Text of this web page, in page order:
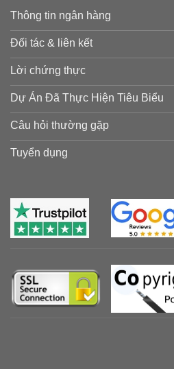
Thông tin ngân hàng
Đối tác & liên kết
Lời chứng thực
Dự Án Đã Thực Hiện Tiêu Biểu
Câu hỏi thường gặp
Tuyển dụng